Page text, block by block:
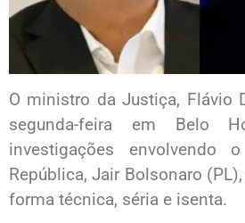
O ministro da Justiça, Flávio
segunda-feira em Belo
investigações envolvendo
República, Jair Bolsonaro
forma técnica, séria e isenta.